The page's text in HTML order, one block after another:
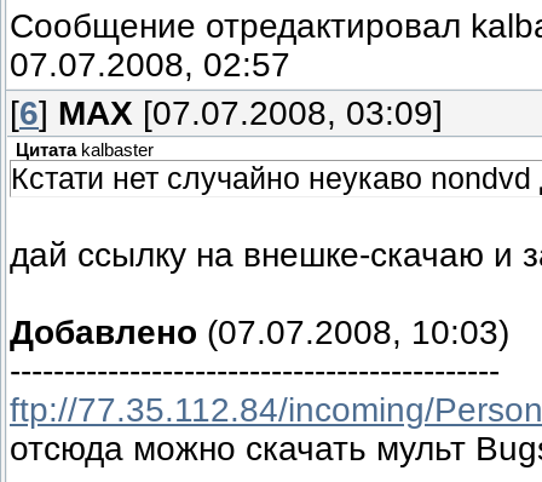
Сообщение отредактировал
07.07.2008, 02:57
[6] MAX [07.07.2008, 03:09]
Цитата kalbaster
Кстати нет случайно неукаво
дай ссылку на внешке-скачаю и
Добавлено (07.07.2008, 10:03)
---------------------------------------------
ftp://77.35.112.84/incoming/
отсюда можно скачать мульт